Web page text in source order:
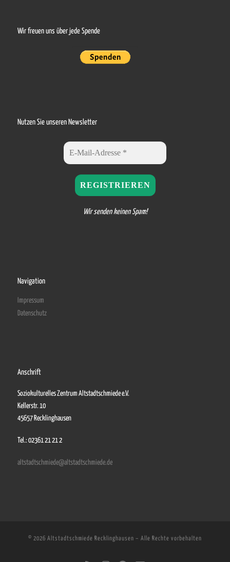
Wir freuen uns über jede Spende
Nutzen Sie unseren Newsletter
Wir senden keinen Spam!
Navigation
Impressum
Datenschutz
Anschrift
Soziokulturelles Zentrum Altstadtschmiede e.V.
Kellerstr. 10
45657 Recklinghausen
Tel.: 02361 21 21 2
altstadtschmiede@altstadtschmiede.de
© 2026 Altstadtschmiede Recklinghausen – Alle Rechte vorbehalten